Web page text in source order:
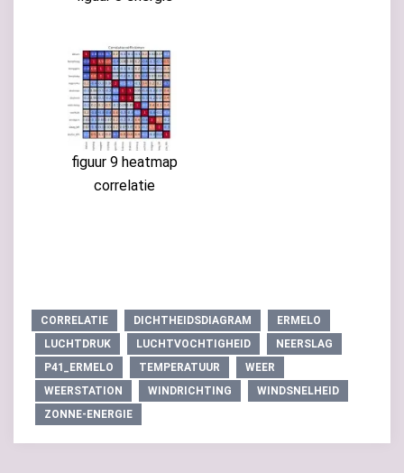
figuur 9 heatmap
correlatie
CORRELATIE DICHTHEIDSDIAGRAM
ERMELO
LUCHTDRUK
LUCHTVOCHTIGHEID
NEERSLAG
P41_ERMELO
TEMPERATUUR
WEER
WEERSTATION
WINDRICHTING
WINDSNELHEID
ZONNE-ENERGIE